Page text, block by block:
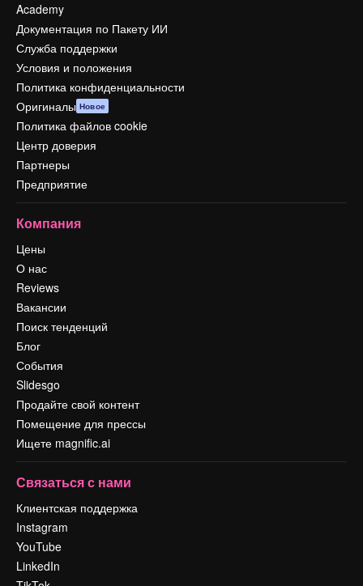
Academy
Документация по Пакету ИИ
Служба поддержки
Условия и положения
Политика конфиденциальности
Оригиналы Новое
Политика файлов cookie
Центр доверия
Партнеры
Предприятие
Компания
Цены
О нас
Reviews
Вакансии
Поиск тенденций
Блог
События
Slidesgo
Продайте свой контент
Помещение для прессы
Ищете magnific.ai
Связаться с нами
Клиентская поддержка
Instagram
YouTube
LinkedIn